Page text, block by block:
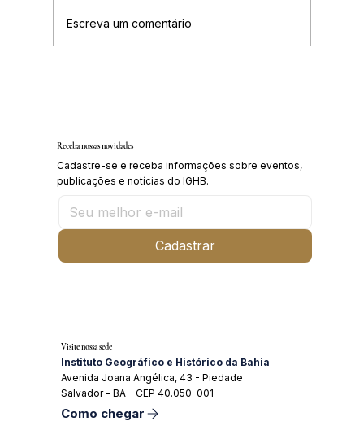
Escreva um comentário
Receba nossas novidades
Cadastre-se e receba informações sobre eventos,
publicações e notícias do IGHB.
Cadastrar
Visite nossa sede
Instituto Geográfico e Histórico da Bahia
Avenida Joana Angélica, 43 - Piedade
Salvador - BA - CEP 40.050-001
Como chegar